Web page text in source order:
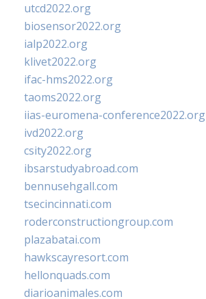
utcd2022.org
biosensor2022.org
ialp2022.org
klivet2022.org
ifac-hms2022.org
taoms2022.org
iias-euromena-conference2022.org
ivd2022.org
csity2022.org
ibsarstudyabroad.com
bennusehgall.com
tsecincinnati.com
roderconstructiongroup.com
plazabatai.com
hawkscayresort.com
hellonquads.com
diarioanimales.com